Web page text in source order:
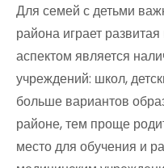
Для семей с детьми
района играет
аспектом является
учреждений: школ,
больше вариантов
районе, тем проще
место для обучения и